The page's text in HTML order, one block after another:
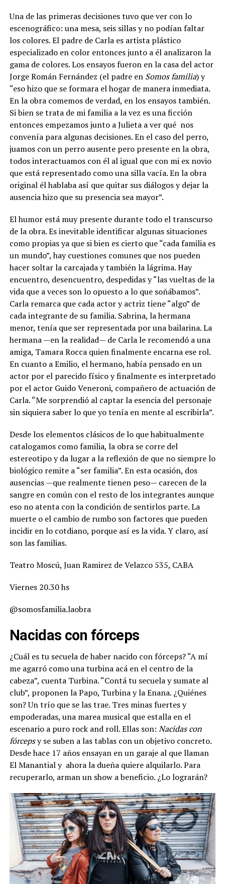
Una de las primeras decisiones tuvo que ver con lo
escenográfico: una mesa, seis sillas y no podían faltar
los colores. El padre de Carla es artista plástico
especializado en color entonces junto a él analizaron la
gama de colores. Los ensayos fueron en la casa del actor
Jorge Román Fernández (el padre en Somos familia) y
“eso hizo que se formara el hogar de manera inmediata.
En la obra comemos de verdad, en los ensayos también.
Si bien se trata de mi familia a la vez es una ficción
entonces empezamos junto a Julieta a ver qué nos
convenía para algunas decisiones. En el caso del perro,
juamos con un perro ausente pero presente en la obra,
todos interactuamos con él al igual que con mi ex novio
que está representado como una silla vacía. En la obra
original él hablaba así que quitar sus diálogos y dejar la
ausencia hizo que su presencia sea mayor”.
El humor está muy presente durante todo el transcurso
de la obra. Es inevitable identificar algunas situaciones
como propias ya que si bien es cierto que “cada familia es
un mundo”, hay cuestiones comunes que nos pueden
hacer soltar la carcajada y también la lágrima. Hay
encuentro, desencuentro, despedidas y “las vueltas de la
vida que a veces son lo opuesto a lo que soñábamos”.
Carla remarca que cada actor y actriz tiene “algo” de
cada integrante de su familia. Sabrina, la hermana
menor, tenía que ser representada por una bailarina. La
hermana —en la realidad— de Carla le recomendó a una
amiga, Tamara Rocca quien finalmente encarna ese rol.
En cuanto a Emilio, el hermano, había pensado en un
actor por el parecido físico y finalmente es interpretado
por el actor Guido Veneroni, compañero de actuación de
Carla. “Me sorprendió al captar la esencia del personaje
sin siquiera saber lo que yo tenía en mente al escribirla”.
Desde los elementos clásicos de lo que habitualmente
catalogamos como familia, la obra se corre del
estereotipo y da lugar a la reflexión de que no siempre lo
biológico remite a “ser familia”. En esta ocasión, dos
ausencias —que realmente tienen peso— carecen de la
sangre en común con el resto de los integrantes aunque
eso no atenta con la condición de sentirlos parte. La
muerte o el cambio de rumbo son factores que pueden
incidir en lo cotdiano, porque así es la vida. Y claro, así
son las familias.
Teatro Moscú, Juan Ramirez de Velazco 535, CABA
Viernes 20.30 hs
@somosfamilia.laobra
Nacidas con fórceps
¿Cuál es tu secuela de haber nacido con fórceps? “A mí
me agarró como una turbina acá en el centro de la
cabeza”, cuenta Turbina. “Contá tu secuela y sumate al
club”, proponen la Papo, Turbina y la Enana. ¿Quiénes
son? Un trío que se las trae. Tres minas fuertes y
empoderadas, una marea musical que estalla en el
escenario a puro rock and roll. Ellas son: Nacidas con
fórcepsy se suben a las tablas con un objetivo concreto.
Desde hace 17 años ensayan en un garaje al que llaman
El Manantial y ahora la dueña quiere alquilarlo. Para
recuperarlo, arman un show a beneficio. ¿Lo lograrán?